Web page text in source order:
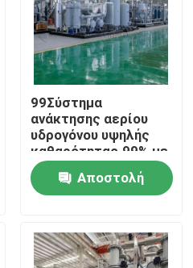
99Σύστημα
ανάκτησης αερίου
υδρογόνου υψηλής
καθαρότητας.99% με
σύστημα καθαρισμού
PSA
Αποστολή